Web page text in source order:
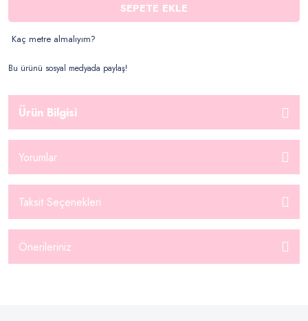
SEPETE EKLE
Kaç metre almalıyım?
Bu ürünü sosyal medyada paylaş!
Ürün Bilgisi
Yorumlar
Taksit Seçenekleri
Önerileriniz